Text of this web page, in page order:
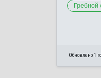
Гребной
Обновлено 1